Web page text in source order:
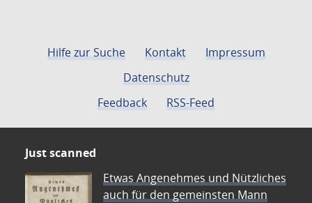
Hilfe zur Suche Kontakt
Impressum
Datenschutz
Feedback
RSS-Feed
Just scanned
Etwas Angenehmes und Nützliches
auch für den gemeinsten Mann